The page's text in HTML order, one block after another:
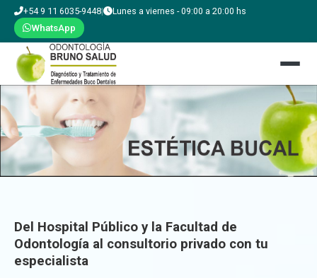
+54 9 11 6035-9448| Lunes a viernes - 09:00 a 20:00 hs
WhatsApp
Del Hospital Público y la Facultad de
Odontología al consultorio privado con tu
especialista